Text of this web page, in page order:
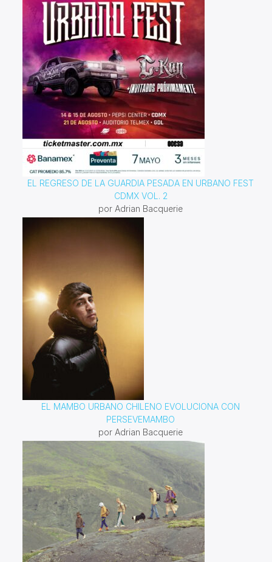
EL REGRESO DE LA GUARDIA PESADA EN URBANO FEST
CDMX VOL. 2
por Adrian Bacquerie
EL MAMBO URBANO CHILENO EVOLUCIONA CON
PERSEVEMAMBO
por Adrian Bacquerie